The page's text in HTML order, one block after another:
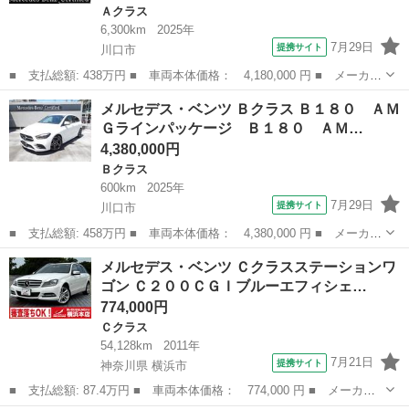
Ａクラス
6,300km
2025年
川口市
提携サイト 7月29日
■ 支払総額: 438万円 ■ 車両本体価格： 4,180,000 円 ■ メーカー
名： メルセデス・ベンツ ■ 車種名： Ａクラス ■ グレード
名： Ａ１８０ ＡＭＧラインパッケージ Ｓ／Ｒ アンビエントラ
イト ■ 排気...
埼玉 川口市 Ａクラス
メルセデス・ベンツ Ｂクラス Ｂ１８０ ＡＭ
Ｇラインパッケージ Ｂ１８０ ＡＭ…
4,380,000円
Ｂクラス
600km
2025年
川口市
提携サイト 7月29日
■ 支払総額: 458万円 ■ 車両本体価格： 4,380,000 円 ■ メーカー
名： メルセデス・ベンツ ■ 車種名： Ｂクラス ■ グレード
名： Ｂ１８０ ＡＭＧラインパッケージ Ｂ１８０ ＡＭＧライン
パッケージ Ｍ...
埼玉 川口市 Ｂクラス
メルセデス・ベンツ Ｃクラスステーションワ
ゴン Ｃ２００ＣＧＩブルーエフィシェ…
774,000円
Ｃクラス
54,128km
2011年
神奈川県 横浜市
提携サイト 7月21日
■ 支払総額: 87.4万円 ■ 車両本体価格： 774,000 円 ■ メーカー